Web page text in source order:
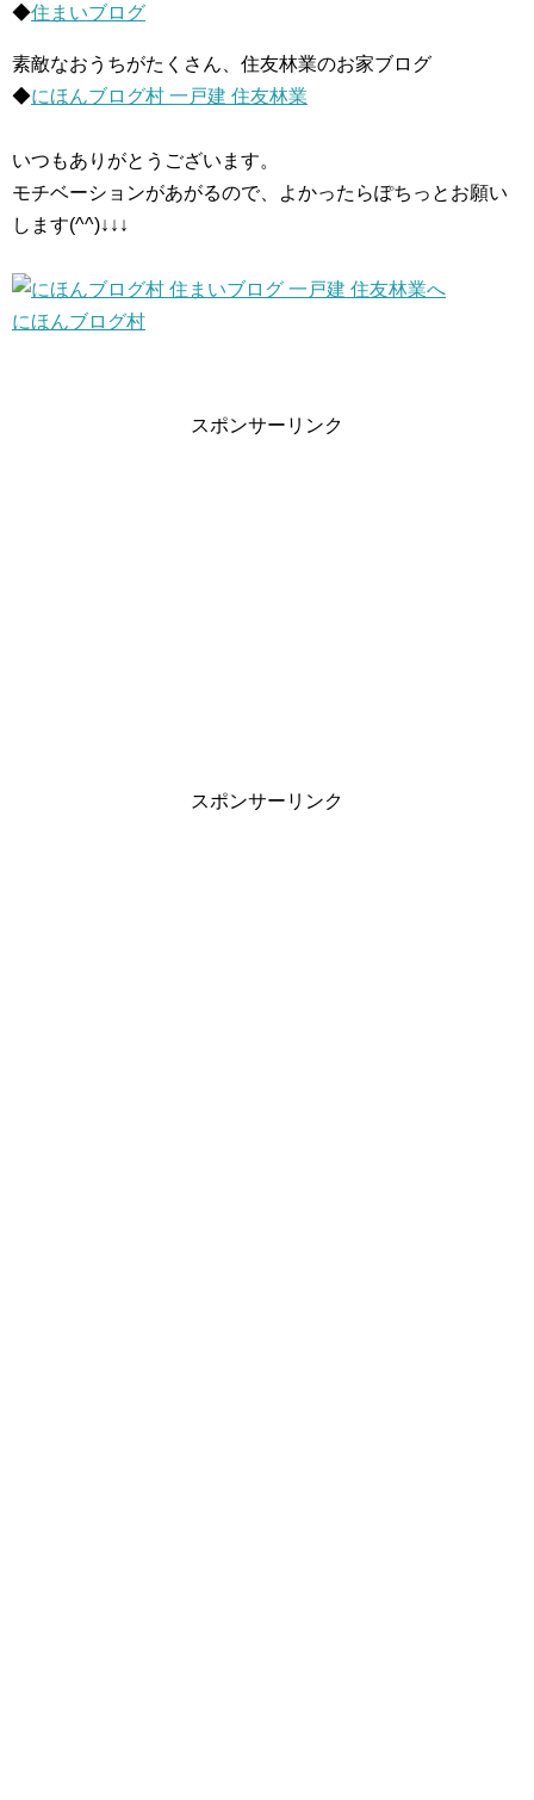
◆住まいブログ
素敵なおうちがたくさん、住友林業のお家ブログ
◆にほんブログ村 一戸建 住友林業
いつもありがとうございます。
モチベーションがあがるので、よかったらぽちっとお願い
します(^^)↓↓↓
にほんブログ村
スポンサーリンク
スポンサーリンク